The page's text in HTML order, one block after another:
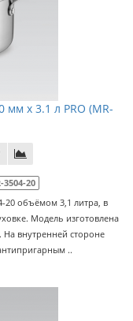
x 3.1 л PRO (MR-
3504-20
20 объёмом 3,1 литра, в
Модель изготовлена
внутренней стороне
..